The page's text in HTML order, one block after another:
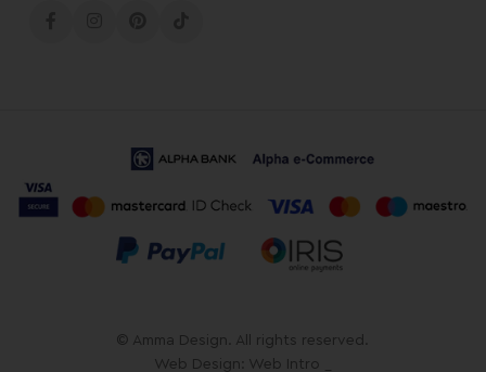
© Amma Design. All rights reserved.
Web Design: Web Intro _